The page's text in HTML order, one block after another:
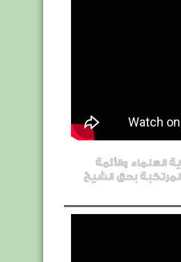
العلماء والأئمة
بحق الشيخ